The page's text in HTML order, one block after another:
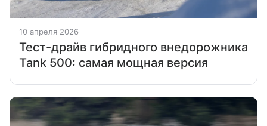
10 апреля 2026
Тест-драйв гибридного внедорожника
Tank 500: самая мощная версия